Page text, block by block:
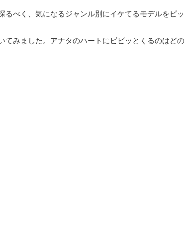
べく、気になるジャンル別にイケてるモデルをピ
みました。アナタのハートにビビッとくるのはど